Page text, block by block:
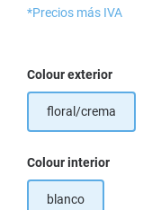
*Precios más IVA
Seleccione
Colour exterior
floral/crema
Seleccione
Colour interior
blanco